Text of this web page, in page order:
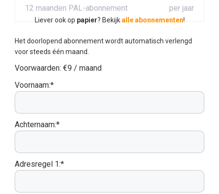
12 maanden PAL-abonnement per jaar
Liever ook op papier? Bekijkalle abonnementen!
Het doorlopend abonnement wordt automatisch verlengd
voor steeds één maand.
Voorwaarden: €9 / maand
Voornaam:*
Achternaam:*
Adresregel 1:*